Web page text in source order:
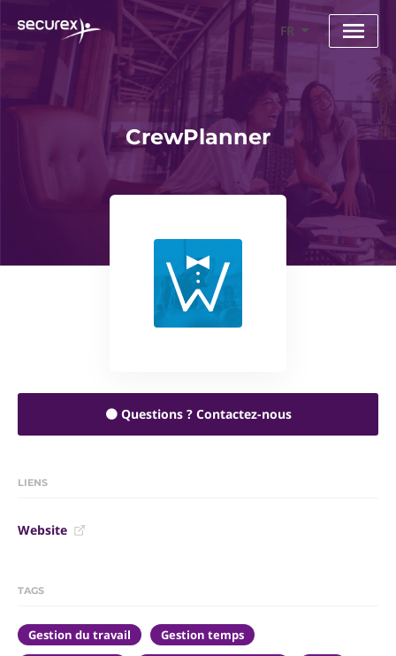
FR
CrewPlanner
🟠 Questions ? Contactez-nous
LIENS
Website
TAGS
Gestion du travail
Gestion temps